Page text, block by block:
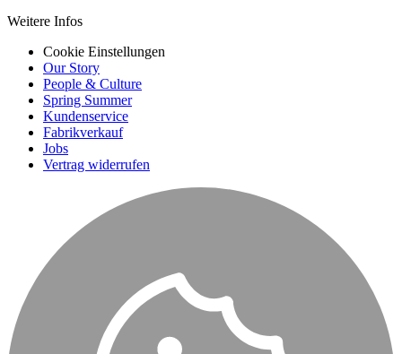
Weitere Infos
Cookie Einstellungen
Our Story
People & Culture
Spring Summer
Kundenservice
Fabrikverkauf
Jobs
Vertrag widerrufen